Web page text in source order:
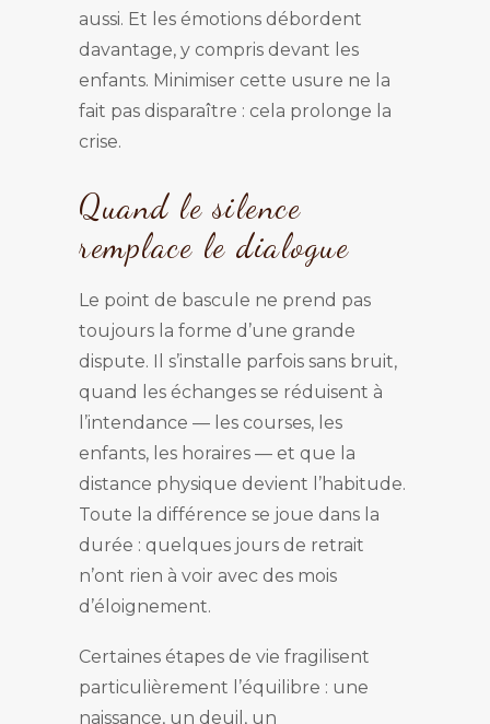
aussi. Et les émotions débordent
davantage, y compris devant les
enfants. Minimiser cette usure ne la
fait pas disparaître : cela prolonge la
crise.
Quand le silence
remplace le dialogue
Le point de bascule ne prend pas
toujours la forme d’une grande
dispute. Il s’installe parfois sans bruit,
quand les échanges se réduisent à
l’intendance — les courses, les
enfants, les horaires — et que la
distance physique devient l’habitude.
Toute la différence se joue dans la
durée : quelques jours de retrait
n’ont rien à voir avec des mois
d’éloignement.
Certaines étapes de vie fragilisent
particulièrement l’équilibre : une
naissance, un deuil, un